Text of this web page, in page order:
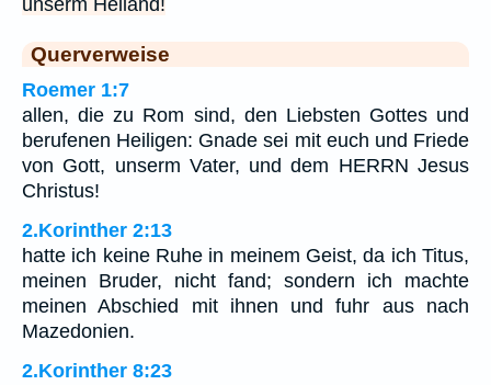
Querverweise
Roemer 1:7
allen, die zu Rom sind, den Liebsten Gottes und
berufenen Heiligen: Gnade sei mit euch und Friede
von Gott, unserm Vater, und dem HERRN Jesus
Christus!
2.Korinther 2:13
hatte ich keine Ruhe in meinem Geist, da ich Titus,
meinen Bruder, nicht fand; sondern ich machte
meinen Abschied mit ihnen und fuhr aus nach
Mazedonien.
2.Korinther 8:23